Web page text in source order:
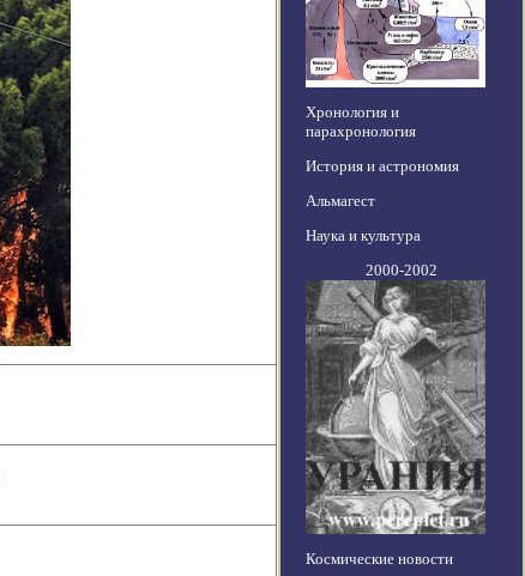
Хронология и
парахронология
История и астрономия
Альмагест
Наука и культура
2000-2002
Космические новости